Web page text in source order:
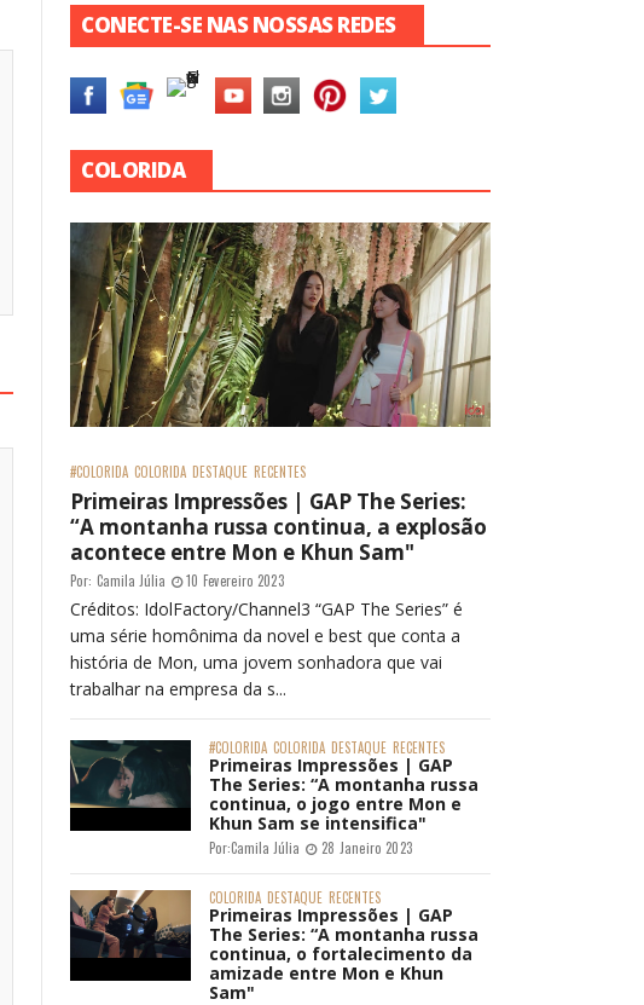
CONECTE-SE NAS NOSSAS REDES
COLORIDA
#COLORIDA COLORIDA DESTAQUE RECENTES
Primeiras Impressões | GAP The Series:
“A montanha russa continua, a explosão
acontece entre Mon e Khun Sam"
Por: Camila Júlia 10 Fevereiro 2023
Créditos: IdolFactory/Channel3 “GAP The Series” é
uma série homônima da novel e best que conta a
história de Mon, uma jovem sonhadora que vai
trabalhar na empresa da s...
#COLORIDA COLORIDA DESTAQUE RECENTES
Primeiras Impressões | GAP
The Series: “A montanha russa
continua, o jogo entre Mon e
Khun Sam se intensifica"
Por:Camila Júlia 28 Janeiro 2023
COLORIDA DESTAQUE RECENTES
Primeiras Impressões | GAP
The Series: “A montanha russa
continua, o fortalecimento da
amizade entre Mon e Khun
Sam"